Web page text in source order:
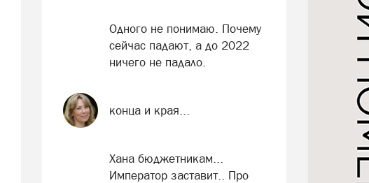
Одного не понимаю. Почему
сейчас падают, а до 2022
ничего не падало.
конца и края...
Хана бюджетникам...
Император заставит.. Про